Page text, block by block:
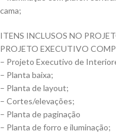
cama;
ITENS INCLUSOS NO
PROJETO EXECUTIVO
– Projeto Executivo de
– Planta baixa;
– Planta de layout;
– Cortes/elevações;
– Planta de paginação
– Planta de forro e iluminação;